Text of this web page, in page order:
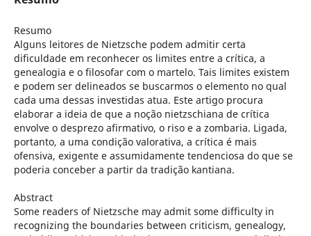
Resumo
Alguns leitores de Nietzsche podem admitir certa
dificuldade em reconhecer os limites entre a crítica, a
genealogia e o filosofar com o martelo. Tais limites existem
e podem ser delineados se buscarmos o elemento no qual
cada uma dessas investidas atua. Este artigo procura
elaborar a ideia de que a noção nietzschiana de crítica
envolve o desprezo afirmativo, o riso e a zombaria. Ligada,
portanto, a uma condição valorativa, a crítica é mais
ofensiva, exigente e assumidamente tendenciosa do que se
poderia conceber a partir da tradição kantiana.
Abstract
Some readers of Nietzsche may admit some difficulty in
recognizing the boundaries between criticism, genealogy,